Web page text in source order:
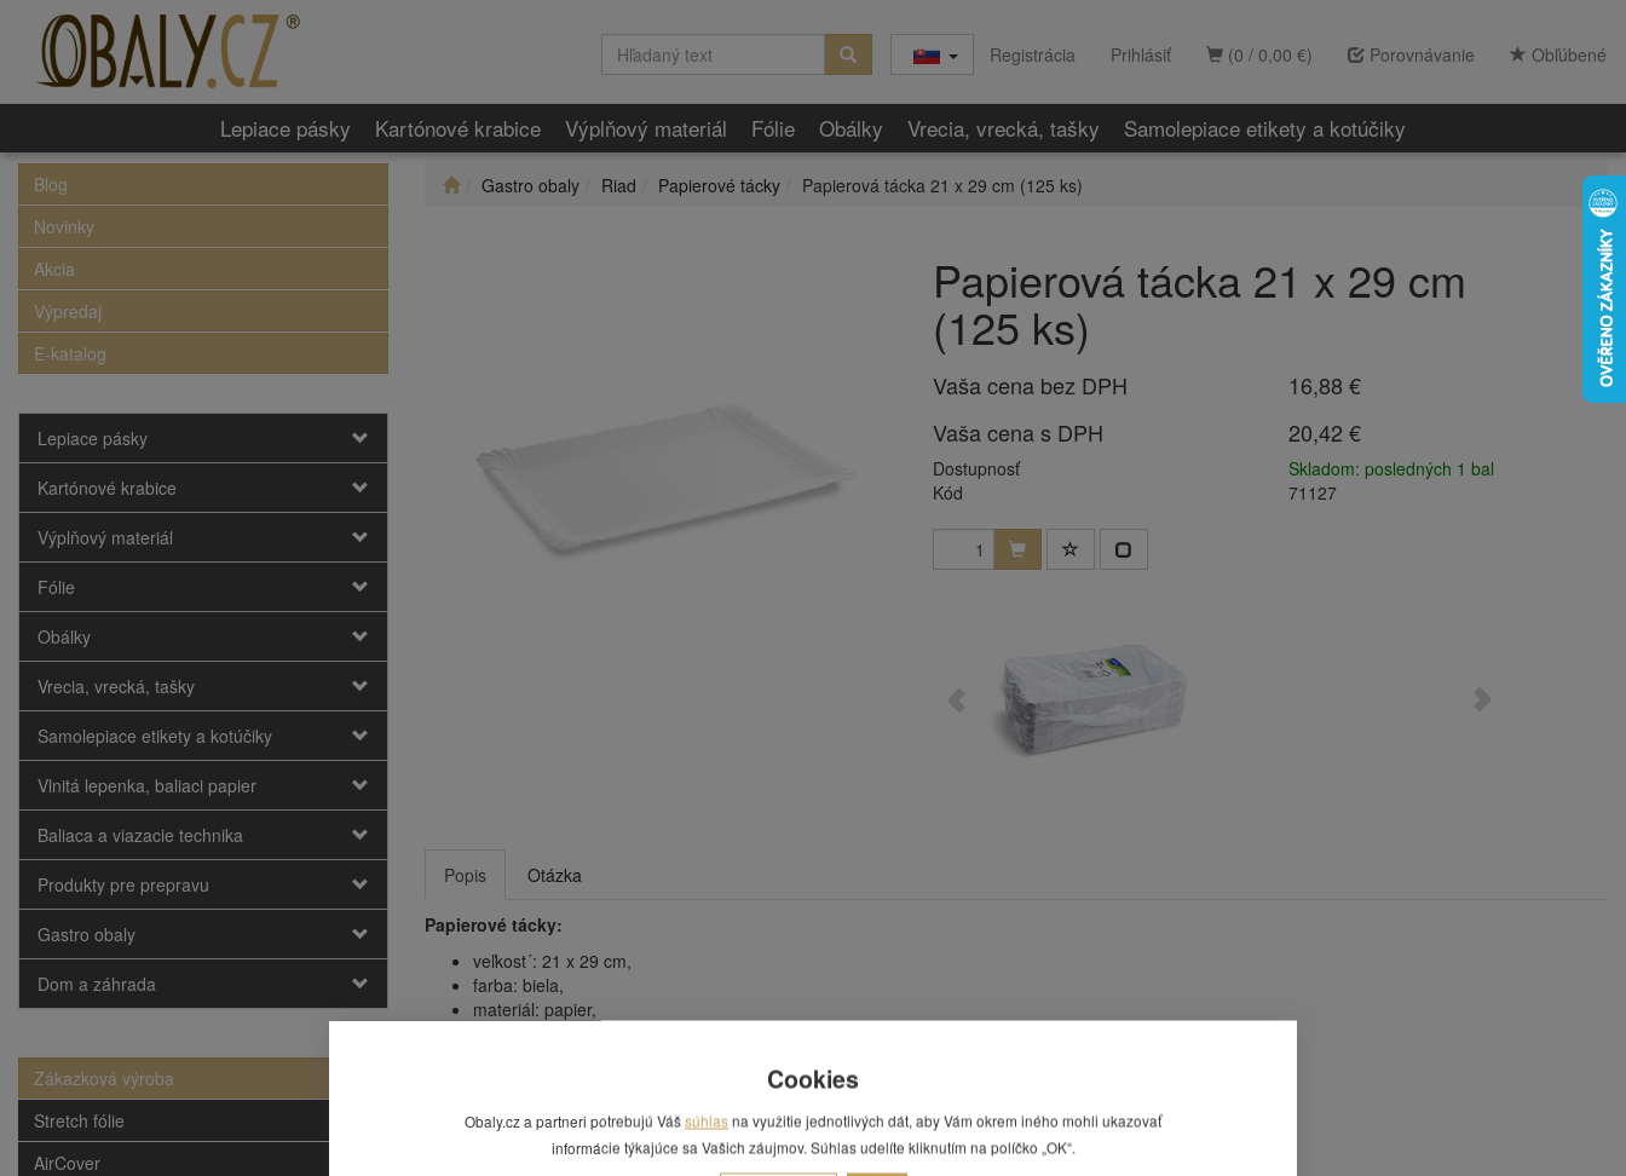
(0 / 0,00 €) Porovnávanie Obľúbené
Registrácia Prihlásiť
Lepiace pásky Kartónové krabice Výplňový materiál Fólie Obálky Vrecia, vrecká, tašky Samolepiace etikety a kotúčiky
Blog
Novinky
Akcia
Výpredaj
E-katalog
Lepiace pásky
Kartónové krabice
Výplňový materiál
Fólie
Obálky
Vrecia, vrecká, tašky
Samolepiace etikety a kotúčiky
Vlnitá lepenka, baliaci papier
Baliaca a viazacie technika
Produkty pre prepravu
Gastro obaly
Dom a záhrada
Zákazková výroba
Stretch fólie
AirCover
Gastro obaly Riad Papierové tácky Papierová tácka 21 x 29 cm (125 ks)
Papierová tácka 21 x 29 cm
(125 ks)
Vaša cena bez DPH
16,88 €
Vaša cena s DPH
20,42 €
Dostupnosť
Skladom: posledných 1 bal
Kód
71127
Popis Otázka
Papierové tácky:
veľkost´: 21 x 29 cm,
farba: biela,
materiál: papier,
Mohlo by Vás zaujímať
Cookies
Obaly.cz a partneri potrebujú Vášsúhlasna využitie jednotlivých dát, aby Vám okrem iného mohli ukazovať
informácie týkajúce sa Vašich záujmov. Súhlas udelíte kliknutím na políčko „OK“.